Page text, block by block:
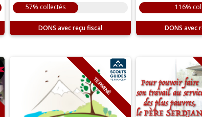
57% collectés
DONS
116%
DONS
TERMINÉ